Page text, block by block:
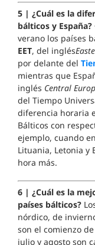
5 | ¿Cuál es la
bálticos y España?
verano los países
EET, del inglés
por delante del T
mientras que
inglés Central
del Tiempo
diferencia horaria
Bálticos con
ejemplo, cuando
Lituania, Letonia y
hora más.
6 | ¿Cuál es la
países bálticos?
nórdico, de
son el comienzo
julio y agosto son